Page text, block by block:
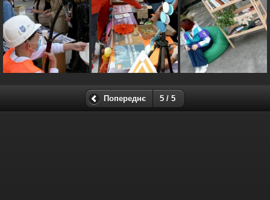
Попереднє 5 / 5